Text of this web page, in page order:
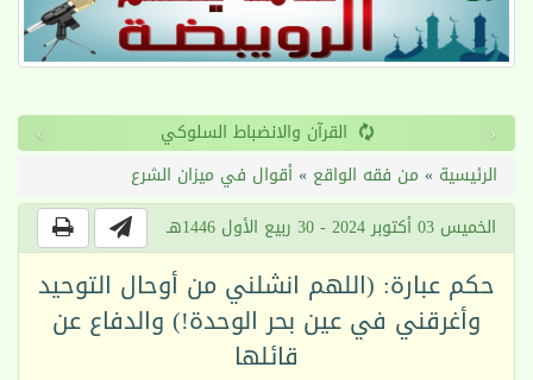
القرآن والانضباط السلوكي ‹
›
الرئيسية » من فقه الواقع »أقوال في ميزان الشرع
الخميس 03 أكتوبر 2024 - 30 ربيع الأول 1446هـ
حكم عبارة: (اللهم انشلني من أوحال التوحيد
وأغرقني في عين بحر الوحدة!) والدفاع عن
قائلها